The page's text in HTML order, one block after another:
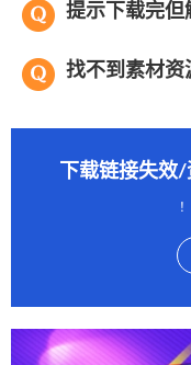
提示下载完但
找不到素材资
下载链接失